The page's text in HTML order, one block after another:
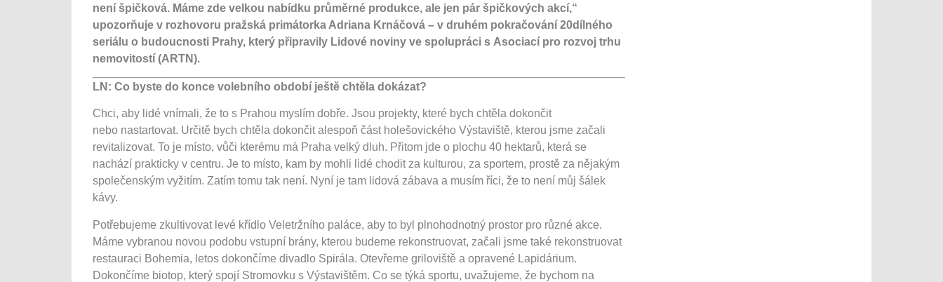
není špičková. Máme zde velkou nabídku průměrné produkce, ale jen pár špičkových akcí,“
upozorňuje v rozhovoru pražská primátorka Adriana Krnáčová – v druhém pokračování 20dílného
seriálu o budoucnosti Prahy, který připravily Lidové noviny ve spolupráci s Asociací pro rozvoj trhu
nemovitostí (ARTN).
LN: Co byste do konce volebního období ještě chtěla dokázat?
Chci, aby lidé vnímali, že to s Prahou myslím dobře. Jsou projekty, které bych chtěla dokončit
nebo nastartovat. Určitě bych chtěla dokončit alespoň část holešovického Výstaviště, kterou jsme začali
revitalizovat. To je místo, vůči kterému má Praha velký dluh. Přitom jde o plochu 40 hektarů, která se
nachází prakticky v centru. Je to místo, kam by mohli lidé chodit za kulturou, za sportem, prostě za nějakým
společenským vyžitím. Zatím tomu tak není. Nyní je tam lidová zábava a musím říci, že to není můj šálek
kávy.
Potřebujeme zkultivovat levé křídlo Veletržního paláce, aby to byl plnohodnotný prostor pro různé akce.
Máme vybranou novou podobu vstupní brány, kterou budeme rekonstruovat, začali jsme také rekonstruovat
restauraci Bohemia, letos dokončíme divadlo Spirála. Otevřeme griloviště a opravené Lapidárium.
Dokončíme biotop, který spojí Stromovku s Výstavištěm. Co se týká sportu, uvažujeme, že bychom na